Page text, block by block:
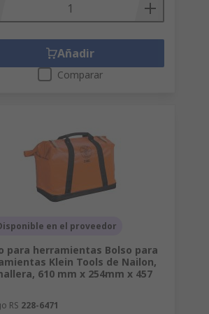
Añadir
Comparar
en el proveedor
para herramientas Bolso para
Klein Tools de Nailon,
610 mm x 254mm x 457
RS 228-6471